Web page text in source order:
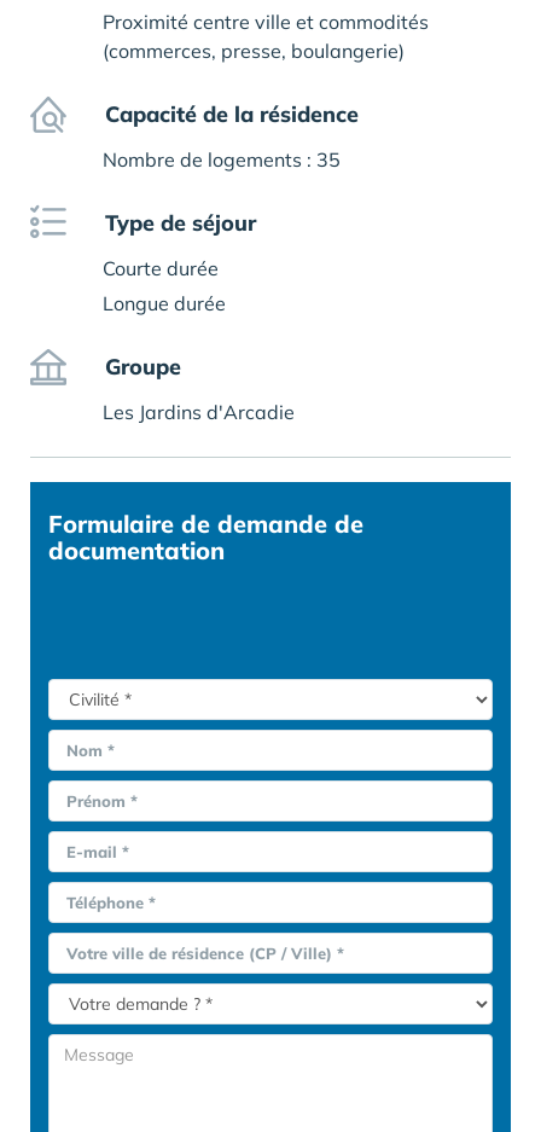
Proximité centre ville et commodités
(commerces, presse, boulangerie)
Capacité de la résidence
Nombre de logements : 35
Type de séjour
Courte durée
Longue durée
Groupe
Les Jardins d'Arcadie
Formulaire de demande de
documentation
Nom *
Prénom *
E-mail *
Téléphone *
Votre ville de résidence (CP / Ville) *